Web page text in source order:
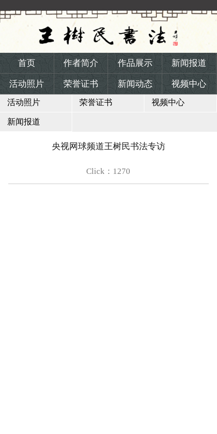
 网站首页
首页
作者简介
作品展示
新闻动态
首页 作者简介 作品展示 新闻报道
活动照片 荣誉证书 新闻动态 视频中心
活动照片 荣誉证书 视频中心
新闻报道
央视网球频道王树民书法专访
Click：1270